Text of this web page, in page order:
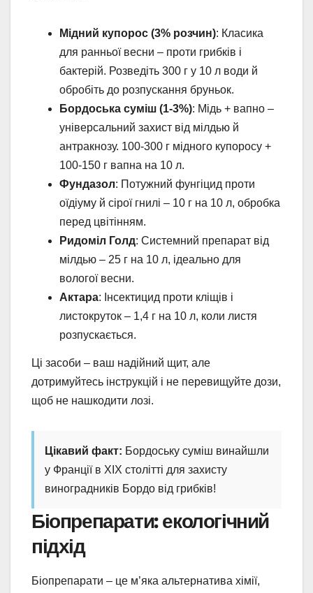
Мідний купорос (3% розчин): Класика
для ранньої весни – проти грибків і
бактерій. Розведіть 300 г у 10 л води й
обробіть до розпускання бруньок.
Бордоська суміш (1-3%): Мідь + вапно –
універсальний захист від мілдью й
антракнозу. 100-300 г мідного купоросу +
100-150 г вапна на 10 л.
Фундазол: Потужний фунгіцид проти
оїдіуму й сірої гнилі – 10 г на 10 л, обробка
перед цвітінням.
Ридоміл Голд: Системний препарат від
мілдью – 25 г на 10 л, ідеально для
вологої весни.
Актара: Інсектицид проти кліщів і
листокруток – 1,4 г на 10 л, коли листя
розпускається.
Ці засоби – ваш надійний щит, але
дотримуйтесь інструкцій і не перевищуйте дози,
щоб не нашкодити лозі.
Цікавий факт: Бордоську суміш винайшли
у Франції в XIX столітті для захисту
виноградників Бордо від грибків!
Біопрепарати: екологічний
підхід
Біопрепарати – це м’яка альтернатива хімії,